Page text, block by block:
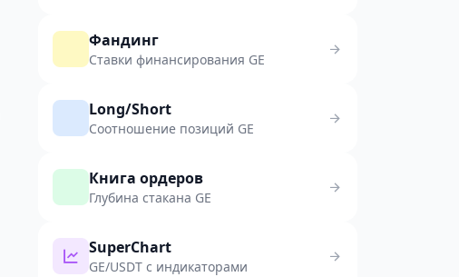
Фандинг
Ставки финансирования GE
Long/Short
Соотношение позиций GE
Книга ордеров
Глубина стакана GE
SuperChart
GE/USDT с индикаторами